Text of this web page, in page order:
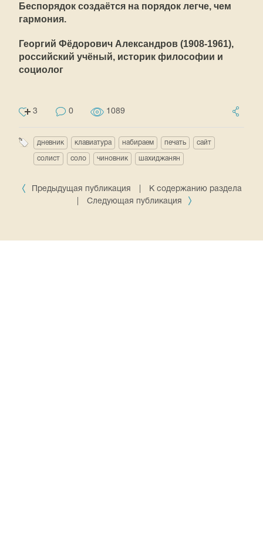
Беспорядок создаётся на порядок легче, чем
гармония.
Георгий Фёдорович Александров (1908-1961),
российский учёный, историк философии и
социолог
3 0 1089
дневник клавиатура набираем печать сайт
солист соло чиновник шахиджанян
Предыдущая публикация
К содержанию раздела
Следующая публикация